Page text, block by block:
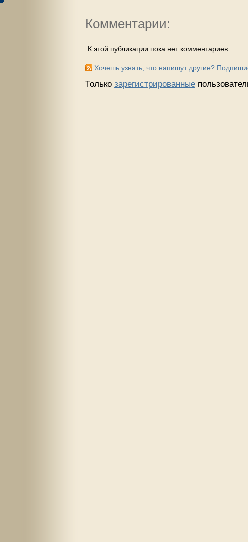
Комментарии:
К этой публикации пока нет комментариев.
Хочешь узнать, что напишут другие?
Только зарегистрированные